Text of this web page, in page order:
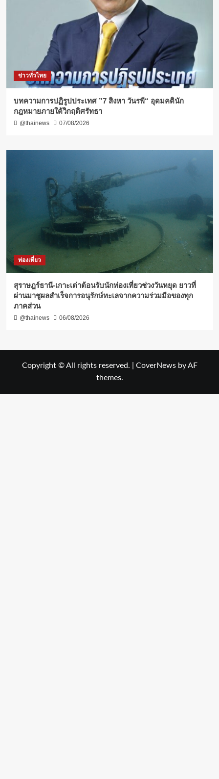
ข่าวทั่วไทย
บทความการปฏิรูปประเทศ ”7 สิงหา วันรพี“ อุดมคตินัก
กฎหมายภายใต้วิกฤติศรัทธา
@thainews 07/08/2026
ท่องเที่ยว
สุราษฎร์ธานี-เกาะเต่าต้อนรับนักท่องเที่ยวช่วงวันหยุด ยาวที่
ผ่านมาชูผลสำเร็จการอนุรักษ์ทะเลจากความร่วมมือของทุก
ภาคส่วน
@thainews 06/08/2026
Copyright © All rights reserved. CoverNewsby AF
themes.